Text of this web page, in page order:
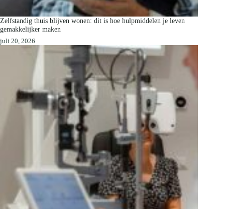
Zelfstandig thuis blijven wonen: dit is hoe hulpmiddelen je leven
gemakkelijker maken
juli 20, 2026